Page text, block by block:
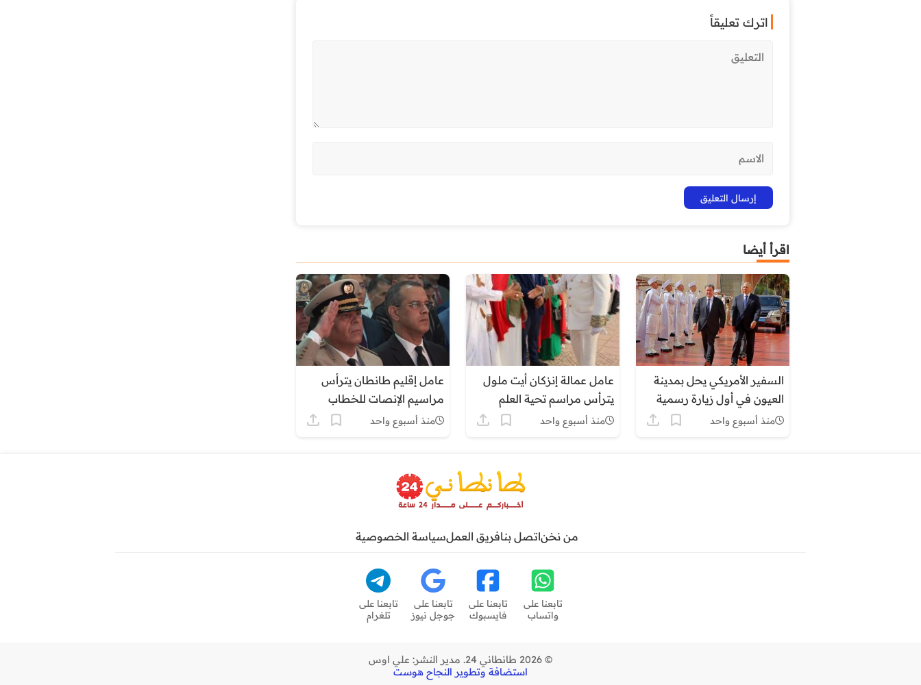
اترك تعليقاً
اقرأ أيضا
السفير الأمريكي يحل بمدينة
العيون في أول زيارة رسمية
رفيعة ويؤكد متانة الشراكة
منذ أسبوع واحد
عامل عمالة إنزكان أيت ملول
يترأس مراسم تحية العلم
الوطني احتفاءً بالذكرى
منذ أسبوع واحد
عامل إقليم طانطان يترأس
مراسيم الإنصات للخطاب
الملكي السامي بمناسبة عيد
منذ أسبوع واحد
من نخناتصل بنافريق العملسياسة الخصوصية
تابعنا على
واتساب
تابعنا على
فايسبوك
تابعنا على
جوجل نيوز
تابعنا على
تلغرام
© 2026 طانطاني 24. مدير النشر: علي اوس
استضافة وتطوير النجاح هوست